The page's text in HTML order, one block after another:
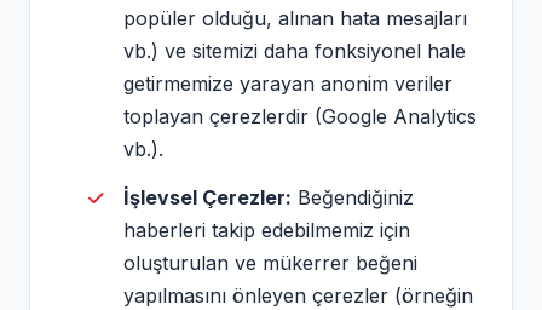
popüler olduğu, alınan hata mesajları
vb.) ve sitemizi daha fonksiyonel hale
getirmemize yarayan anonim veriler
toplayan çerezlerdir (Google Analytics
vb.).
İşlevsel Çerezler: Beğendiğiniz
haberleri takip edebilmemiz için
oluşturulan ve mükerrer beğeni
yapılmasını önleyen çerezler (örneğin